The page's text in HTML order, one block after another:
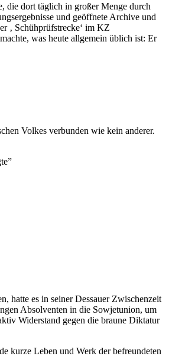
die dort täglich in großer Menge durch
und geöffnete Archive und
‚ Schühprüfstrecke‘ im KZ
was heute allgemein üblich ist: Er
Volkes verbunden wie kein anderer.
hatte es in seiner Dessauer Zwischenzeit
Absolventen in die Sowjetunion, um
Widerstand gegen die braune Diktatur
kurze Leben und Werk der befreundeten